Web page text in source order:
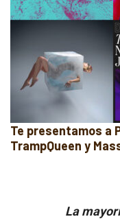
Te presentamos a
TrampQueen y
La